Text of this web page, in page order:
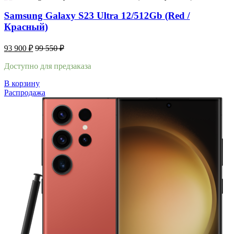
Samsung Galaxy S23 Ultra 12/512Gb (Red /
Красный)
93 900 ₽ 99 550₽
Доступно для предзаказа
В корзину
Распродажа